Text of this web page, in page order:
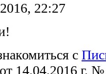
22:27
с
от 14.04.2016 г.